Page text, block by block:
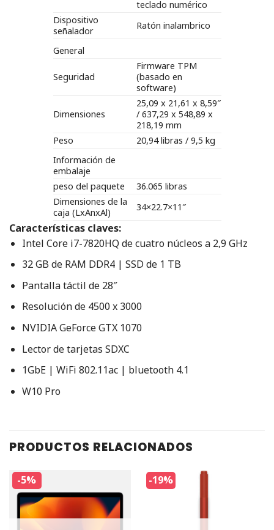
teclado numérico
Dispositivo
señalador
Ratón inalambrico
General
Seguridad
Firmware TPM
(basado en
software)
Dimensiones
25,09 x 21,61 x 8,59″
/ 637,29 x 548,89 x
218,19 mm
Peso
20,94 libras / 9,5 kg
Información de
embalaje
peso del paquete
36.065 libras
Dimensiones de la
caja (LxAnxAl)
34×22.7×11″
Características claves:
Intel Core i7-7820HQ de cuatro núcleos a 2,9 GHz
32 GB de RAM DDR4 | SSD de 1 TB
Pantalla táctil de 28″
Resolución de 4500 x 3000
NVIDIA GeForce GTX 1070
Lector de tarjetas SDXC
1GbE | WiFi 802.11ac | bluetooth 4.1
W10 Pro
PRODUCTOS RELACIONADOS
-5% -19%